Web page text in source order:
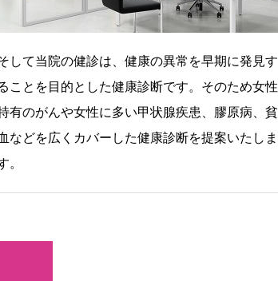
して当院の健診は、健康の異常を早期に発見す
ことを目的とした健康診断です。そのため女性
有のがんや女性に多い甲状腺疾患、膠原病、貧
などを広くカバーした健康診断を提案いたしま
。